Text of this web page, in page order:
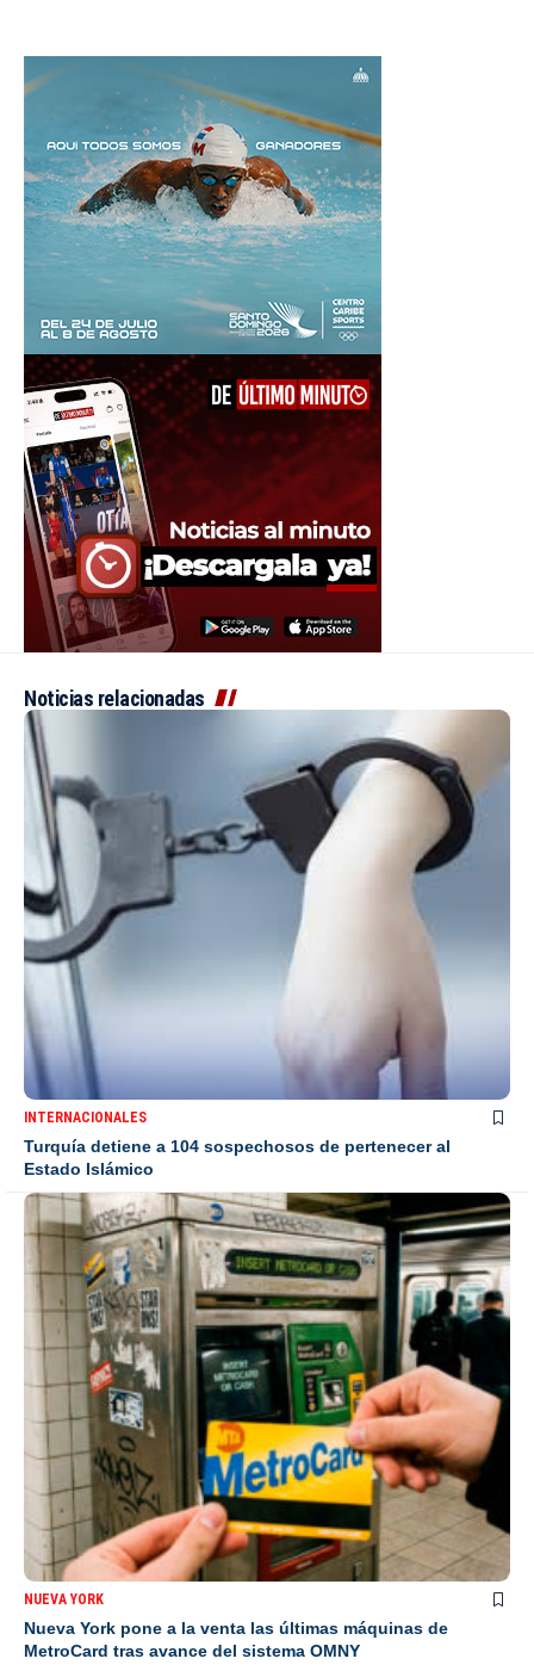
Noticias relacionadas
INTERNACIONALES
Turquía detiene a 104 sospechosos de pertenecer al
Estado Islámico
NUEVA YORK
Nueva York pone a la venta las últimas máquinas de
MetroCard tras avance del sistema OMNY